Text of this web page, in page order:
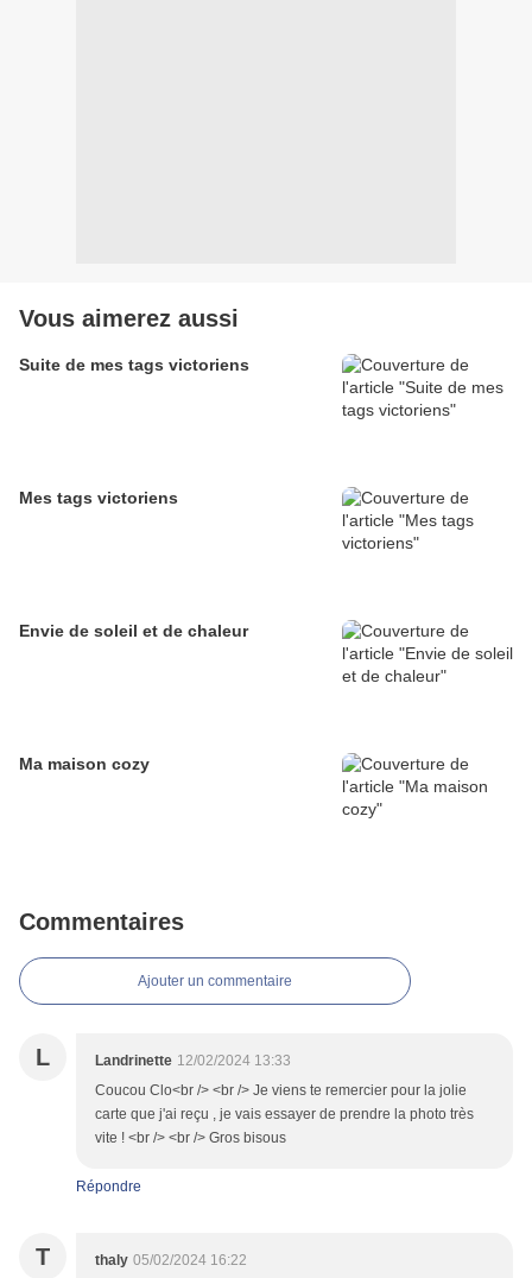
Vous aimerez aussi
Suite de mes tags victoriens
Mes tags victoriens
Envie de soleil et de chaleur
Ma maison cozy
Commentaires
Ajouter un commentaire
L Landrinette 12/02/2024 13:33
Coucou Clo<br /> <br /> Je viens te remercier pour la jolie
carte que j'ai reçu , je vais essayer de prendre la photo très
vite ! <br /> <br /> Gros bisous
Répondre
T thaly 05/02/2024 16:22